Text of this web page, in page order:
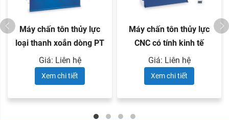
Máy chấn tôn thủy lực
loại thanh xoắn dòng PT
...
Giá: Liên hệ
Xem chi tiết
Máy chấn tôn thủy lực
CNC có tính kinh tế
dòng ...
Giá: Liên hệ
Xem chi tiết